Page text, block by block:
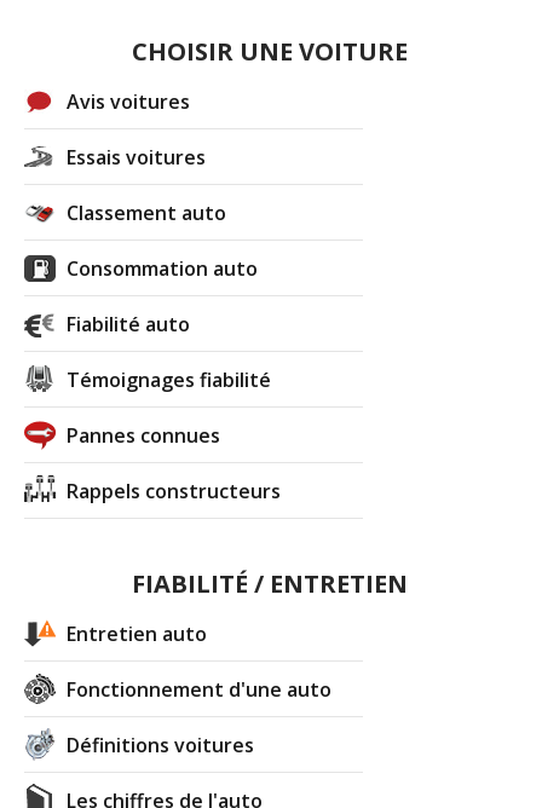
CHOISIR UNE VOITURE
Avis voitures
Essais voitures
Classement auto
Consommation auto
Fiabilité auto
Témoignages fiabilité
Pannes connues
Rappels constructeurs
FIABILITÉ / ENTRETIEN
Entretien auto
Fonctionnement d'une auto
Définitions voitures
Les chiffres de l'auto